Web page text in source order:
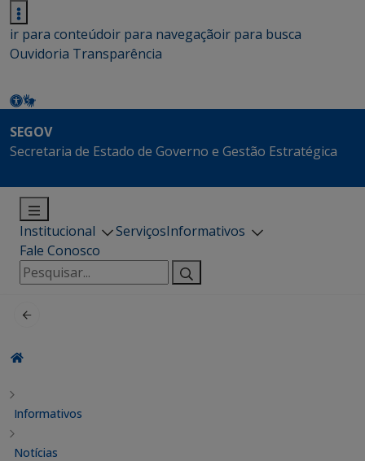
ir para conteúdoir para navegaçãoir para busca
Ouvidoria Transparência
SEGOV
Secretaria de Estado de Governo e Gestão Estratégica
Institucional ServiçosInformativos
Fale Conosco
Pesquisar
por:
Informativos
Notícias